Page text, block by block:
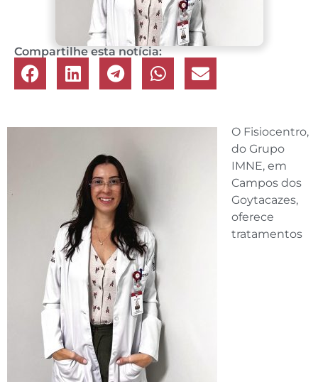
O Fisiocentro,
do Grupo
IMNE, em
Campos dos
Goytacazes,
oferece
tratamentos
Compartilhe esta notícia: